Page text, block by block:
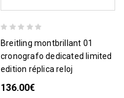
breitling montbrillant 01
cronografo dedicated limited
edition réplica reloj
136.00€